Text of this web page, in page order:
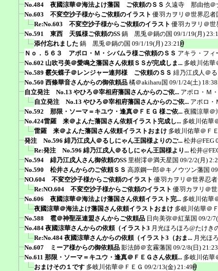
No.484 夜國涼華＠海法よけ藩国 ご依頼のＳＳ 久遠寺 那由他＠
No.603 不変空沙子様からご依頼のイラスト 優羽カヲリ＠世界忍者
Re:No.603 不変空沙子様からご依頼のイラスト 優羽カヲリ＠世
No.591 東西 天狐様ご依頼のSS 鍋 黒兎＠鍋の国 09/1/19(月)
添付忘れました 鍋 黒兎＠鍋の国 09/1/19(月) 23:21
Ｎｏ．５６３ アポロ・Ｍ・シバムラ様ご依頼のＳＳ アキラ・フィ
No.602 山吹弓美＠愛鳴之藩国さん依頼ＳＳが完成しま... 多岐川佑華
No.589 霰矢蝶子＠レンジャー連邦様 ご依頼のＳＳ 緋乃江戌人＠
No.560 西條華音さんからの御依頼品 橘＠akiharu国 09/1/24(土) 18:38
自立発注 No.13 やひろ＠宰相府藩国さんからのご依... アポロ・Ｍ
自立発注 No.13 やひろ＠宰相府藩国さんからのご依... アポロ・
No.592 那限・ソーマ＝キユウ・逢真＠ＦＥＧ 様ご依... 夜國涼華＠
No.424雷羅 来＠よんた藩国さん依頼イラスト完成し... 多岐川佑華
雷羅 来＠よんた藩国さん依頼イラストおまけ 多岐川佑華＠Ｆ
発注 No.596 緋乃江戌人＠るしにゃん王国様よりのご... 松井@FEG
Re:発注 No.596 緋乃江戌人＠るしにゃん王国様より... 松井
No.594 緋乃江戌人さん御依頼のSS 里樹澪＠満天星国 09/2/2(月)
No.590 松井さんからのご依頼ＳＳ 高原鋼一郎＠キノウツン藩国
NO.604 不変空沙子様からご依頼のイラスト 優羽カヲリ＠世界忍
Re:NO.604 不変空沙子様からご依頼のイラスト 優羽カヲリ＠
No.606 夜國涼華＠海法よけ藩国さん依頼イラスト完... 多岐川佑華
夜國涼華＠海法よけ藩国さん依頼イラストおまけ 多岐川佑華＠
No.588 雹＠神聖巫連盟さんからご依頼品 日向美弥＠紅葉国 09/2/
No.484 夜國涼華さんからの依頼（イラスト3 月光ほろほろ@たけき
Re:No.484 夜國涼華さんからの依頼（イラスト3（おま... 月光ほ
No.607 ミーア様からの御依頼品 影法師＠玄霧藩国 09/2/8(日) 21:23
No.611 那限・ソーマ＝キユウ・逢真＠ＦＥＧさん依頼... 多岐川佑華
おまけその１です 多岐川佑華＠ＦＥＧ 09/2/13(金) 21:49